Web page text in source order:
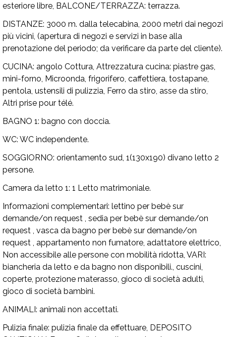
esteriore libre, BALCONE/TERRAZZA: terrazza.
DISTANZE: 3000 m. dalla telecabina, 2000 metri dai negozi
più vicini, (apertura di negozi e servizi in base alla
prenotazione del periodo; da verificare da parte del cliente).
CUCINA: angolo Cottura, Attrezzatura cucina: piastre gas,
mini-forno, Microonda, frigorifero, caffettiera, tostapane,
pentola, ustensili di pulizzia, Ferro da stiro, asse da stiro,
Altri prise pour télé.
BAGNO 1: bagno con doccia.
WC: WC independente.
SOGGIORNO: orientamento sud, 1(130x190) divano letto 2
persone.
Camera da letto 1: 1 Letto matrimoniale.
Informazioni complementari: lettino per bebè sur
demande/on request , sedia per bebè sur demande/on
request , vasca da bagno per bebè sur demande/on
request , appartamento non fumatore, adattatore elettrico,
Non accessibile alle persone con mobilità ridotta, VARI:
biancheria da letto e da bagno non disponibili., cuscini,
coperte, protezione materasso, gioco di società adulti,
gioco di società bambini.
ANIMALI: animali non accettati.
Pulizia finale: pulizia finale da effettuare, DEPOSITO